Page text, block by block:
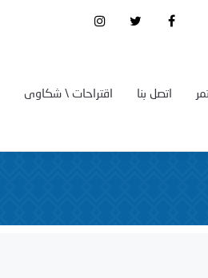
اقتراحات \ شكاوى اتصل بنا